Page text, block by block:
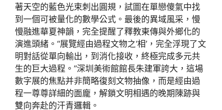
著天空的藍色光束刺出圓規，試圖在單戀傻氣中找
到一個可被量化的數學公式。最後的異域風采，慢
慢融進華夏神韻，完全提醒了釋教東傳與外鄉化的
演進頭緒。“展覽經由過程文物之‘相’，完全浮現了文
明對話從單向輸出，到消化接收，終極完成多元共
生的巨大過程。”深圳美術館館長朱建軍誇大，這場
數字展的焦點并非簡略復刻文物抽像，而是經由過
程一尊尊詳細的面龐，解鎖文明相遇的晚期陳跡與
雙向奔赴的汗青邏輯。